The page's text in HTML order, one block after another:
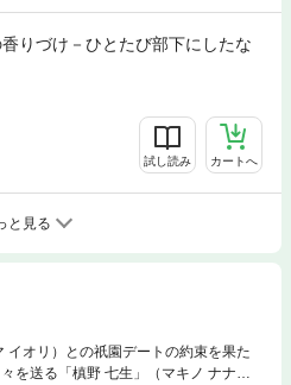
りづけ－ひとたび部下にしたな
試し読み カートへ
と見る
イオリ）との祇園デートの約束を果た
を送る「槙野 七生」（マキノ ナナ